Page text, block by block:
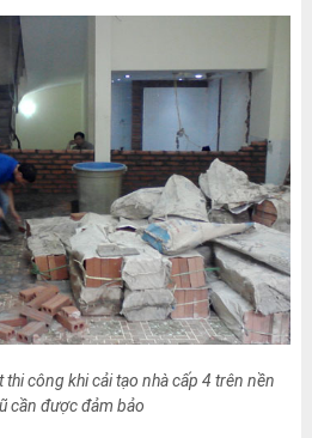
thi công khi cải tạo nhà cấp 4 trên nền
cần được đảm bảo